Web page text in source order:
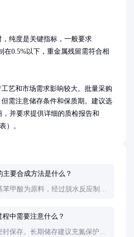
，纯度是关键指标，一般要求
在0.5%以下，重金属残留需符合相
艺和市场需求影响较大。批量采购
需注意储存条件和保质期。建议选
并要求提供详细的质检报告和
）。
主要合成方法是什么？
苯甲酸为原料，经过脱水反应制
中需要注意什么？
封保存。长期储存建议充氮保护。